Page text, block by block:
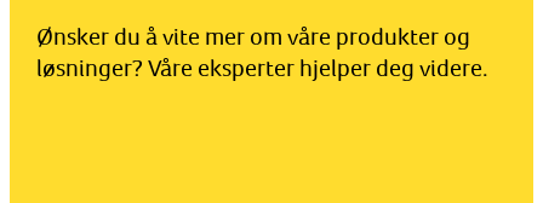
Ønsker du å vite mer om våre produkter og
løsninger? Våre eksperter hjelper deg videre.